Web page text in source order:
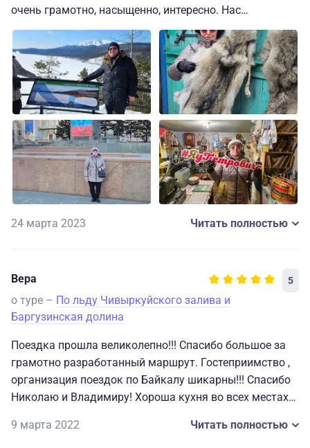
очень грамотно, насыщенно, интересно. Нас
знакомили с красотами Бурятии, с буддизмом, просто
интересными людьми, живущими на этой земле, а,
главное, мы были на льду красивейшего озера
Байкал. Нас сопровождали интересные, грамотные,
увлеченные своим делом экскурсоводы: Николай,
Лариса и Сергей. Это люди, которые родились и живут
на этой земле, старались передать всю любовь и свои
знания об этом крае нам. И это им удалось. Спасибо
им. Мы влюбились в этот замечательный край.
Хочется ещё сюда вернуться.
24 марта 2023 Читать полностью
Вера 5
о туре – По льду Чивыркуйского залива и
Баргузинская долина
Поездка прошла великолепно!!! Спасибо большое за
грамотно разработанный маршрут. Гостеприимство ,
организация поездок по Байкалу шикарны!!! Спасибо
Николаю и Владимиру! Хороша кухня во всех местах
внимательны, готовят даже по индивидуальному
9 марта 2022 Читать полностью